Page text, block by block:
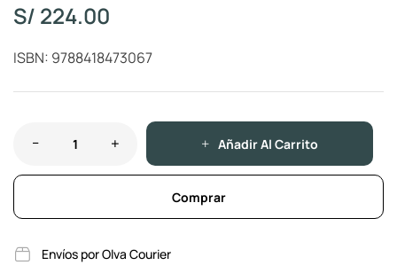
S/ 224.00
ISBN: 9788418473067
Añadir Al Carrito
Comprar
Envíos por Olva Courier